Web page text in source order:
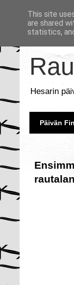
Hesarin
Päivän
This site
are shared
statistics,